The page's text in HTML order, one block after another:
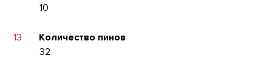
10
13
Количество пинов
32